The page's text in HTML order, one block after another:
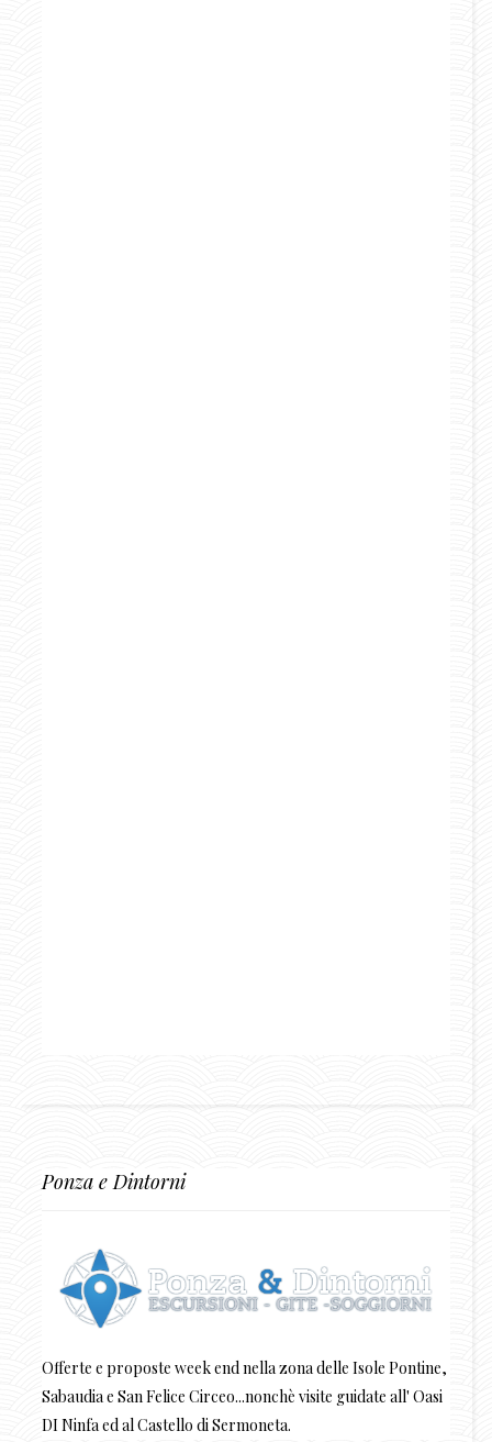
Ponza e Dintorni
Offerte e proposte week end nella zona delle Isole Pontine,
Sabaudia e San Felice Circeo...nonchè visite guidate all' Oasi
DI Ninfa ed al Castello di Sermoneta.